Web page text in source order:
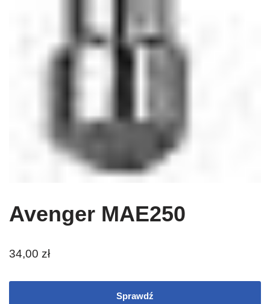
Avenger MAE250
34,00 zł
Sprawdź